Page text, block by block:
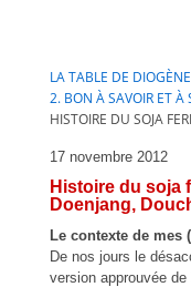
LA TABLE DE
2. BON À SAVOIR ET À
HISTOIRE DU SOJA
17 novembre 2012
Histoire du soja
Doenjang,
Le contexte de mes
De nos jours le
version approuvée